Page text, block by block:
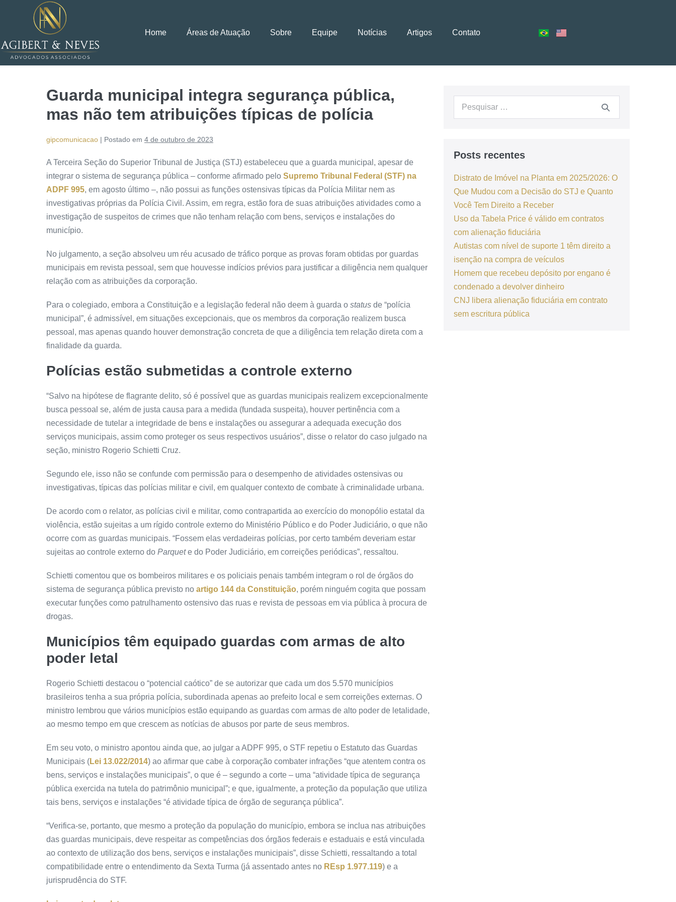
Home Áreas de Atuação Sobre Equipe Notícias Artigos Contato
Guarda municipal integra segurança pública,
mas não tem atribuições típicas de polícia
gipcomunicacao | Postado em 4 de outubro de 2023
A Terceira Seção do Superior Tribunal de Justiça (STJ) estabeleceu que a guarda municipal, apesar de
integrar o sistema de segurança pública – conforme afirmado pelo Supremo Tribunal Federal (STF) na
ADPF 995, em agosto último –, não possui as funções ostensivas típicas da Polícia Militar nem as
investigativas próprias da Polícia Civil. Assim, em regra, estão fora de suas atribuições atividades como a
investigação de suspeitos de crimes que não tenham relação com bens, serviços e instalações do
município.
No julgamento, a seção absolveu um réu acusado de tráfico porque as provas foram obtidas por guardas
municipais em revista pessoal, sem que houvesse indícios prévios para justificar a diligência nem qualquer
relação com as atribuições da corporação.
Para o colegiado, embora a Constituição e a legislação federal não deem à guarda o status de “polícia
municipal”, é admissível, em situações excepcionais, que os membros da corporação realizem busca
pessoal, mas apenas quando houver demonstração concreta de que a diligência tem relação direta com a
finalidade da guarda.
Polícias estão submetidas a controle externo
“Salvo na hipótese de flagrante delito, só é possível que as guardas municipais realizem excepcionalmente
busca pessoal se, além de justa causa para a medida (fundada suspeita), houver pertinência com a
necessidade de tutelar a integridade de bens e instalações ou assegurar a adequada execução dos
serviços municipais, assim como proteger os seus respectivos usuários”, disse o relator do caso julgado na
seção, ministro Rogerio Schietti Cruz.
Segundo ele, isso não se confunde com permissão para o desempenho de atividades ostensivas ou
investigativas, típicas das polícias militar e civil, em qualquer contexto de combate à criminalidade urbana.
De acordo com o relator, as polícias civil e militar, como contrapartida ao exercício do monopólio estatal da
violência, estão sujeitas a um rígido controle externo do Ministério Público e do Poder Judiciário, o que não
ocorre com as guardas municipais. “Fossem elas verdadeiras polícias, por certo também deveriam estar
sujeitas ao controle externo do Parquete do Poder Judiciário, em correições periódicas”, ressaltou.
Schietti comentou que os bombeiros militares e os policiais penais também integram o rol de órgãos do
sistema de segurança pública previsto no artigo 144 da Constituição, porém ninguém cogita que possam
executar funções como patrulhamento ostensivo das ruas e revista de pessoas em via pública à procura de
drogas.
Municípios têm equipado guardas com armas de alto
poder letal
Rogerio Schietti destacou o “potencial caótico” de se autorizar que cada um dos 5.570 municípios
brasileiros tenha a sua própria polícia, subordinada apenas ao prefeito local e sem correições externas. O
ministro lembrou que vários municípios estão equipando as guardas com armas de alto poder de letalidade,
ao mesmo tempo em que crescem as notícias de abusos por parte de seus membros.
Em seu voto, o ministro apontou ainda que, ao julgar a ADPF 995, o STF repetiu o Estatuto das Guardas
Municipais (Lei 13.022/2014) ao afirmar que cabe à corporação combater infrações “que atentem contra os
bens, serviços e instalações municipais”, o que é – segundo a corte – uma “atividade típica de segurança
pública exercida na tutela do patrimônio municipal”; e que, igualmente, a proteção da população que utiliza
tais bens, serviços e instalações “é atividade típica de órgão de segurança pública”.
“Verifica-se, portanto, que mesmo a proteção da população do município, embora se inclua nas atribuições
das guardas municipais, deve respeitar as competências dos órgãos federais e estaduais e está vinculada
ao contexto de utilização dos bens, serviços e instalações municipais”, disse Schietti, ressaltando a total
compatibilidade entre o entendimento da Sexta Turma (já assentado antes no REsp 1.977.119) e a
jurisprudência do STF.
Posts recentes
Distrato de Imóvel na Planta em 2025/2026: O
Que Mudou com a Decisão do STJ e Quanto
Você Tem Direito a Receber
Uso da Tabela Price é válido em contratos
com alienação fiduciária
Autistas com nível de suporte 1 têm direito a
isenção na compra de veículos
Homem que recebeu depósito por engano é
condenado a devolver dinheiro
CNJ libera alienação fiduciária em contrato
sem escritura pública